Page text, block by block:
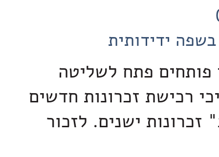
ידידותית
פותחים פתח לשליטה
רכישת זכרונות חדשים
ישנים. לזכור